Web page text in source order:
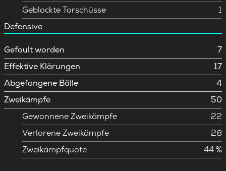
Geblockte Torschüsse
1
Defensive
Gefoult worden
7
Effektive Klärungen
17
Abgefangene Bälle
4
Zweikämpfe
50
Gewonnene Zweikämpfe
22
Verlorene Zweikämpfe
28
Zweikämpfquote
44 %